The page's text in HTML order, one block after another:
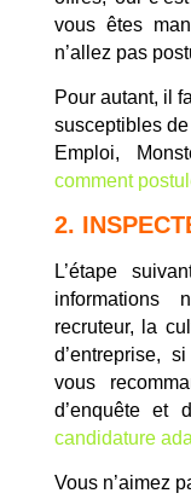
vous êtes
n’allez pas
Pour autant, il
susceptibles
Emploi,
comment
2.
L’étape
informations
recruteur, la
d’entreprise,
vous
d’enquête et
candidature
Vous n’aimez